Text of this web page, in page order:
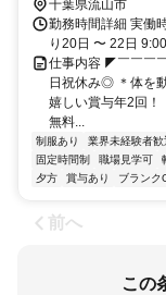
千葉県流山市
勤務時間詳細 実働
り20日 〜 22日
仕事内容 ◤￣￣￣
日祝休み◎ ＊体を
嬉しい賞与年2回！
無料...
制服あり 業界未経験者歓
固定時間制
職場見学可
夕方
賞与あり ブランク
前へ
この